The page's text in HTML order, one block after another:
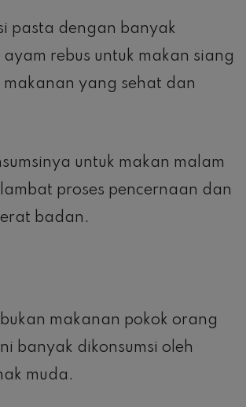
pasta dengan banyak
rebus untuk makan siang
makanan yang sehat dan
untuk makan malam
proses pencernaan dan
badan.
makanan pokok orang
banyak dikonsumsi oleh
muda.